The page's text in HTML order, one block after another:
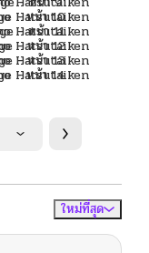
ใหม่ที่สุด